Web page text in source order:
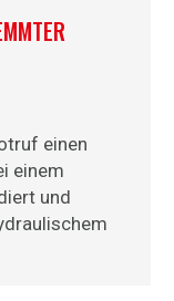
einen
einem
und